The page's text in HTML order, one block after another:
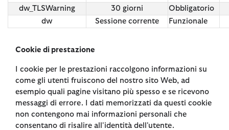
dw_TLSWarning
30 giorni
Obbligatorio
dw
Sessione corrente Funzionale
Cookie di prestazione
I cookie per le prestazioni raccolgono informazioni su
come gli utenti fruiscono del nostro sito Web, ad
esempio quali pagine visitano più spesso e se ricevono
messaggi di errore. I dati memorizzati da questi cookie
non contengono mai informazioni personali che
consentano di risalire all'identità dell'utente.